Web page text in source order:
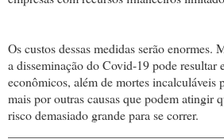
Os custos dessas medidas serão enormes.
a disseminação do Covid-19 pode resultar
econômicos, além de mortes incalculáveis
mais por outras causas que podem atingir
risco demasiado grande para se correr.